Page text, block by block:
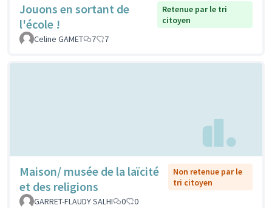
Jouons en sortant de
l'école !
Retenue par le tri
citoyen
Celine GAMET
7 7
Maison/ musée de la laïcité
et des religions
Non retenue par le
tri citoyen
GARRET-FLAUDY SALHI
0 0